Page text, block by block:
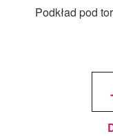
Podkład pod
30